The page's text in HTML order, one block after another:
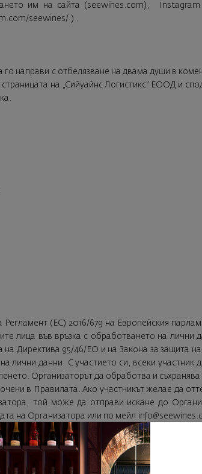
им на сайта ( seewines.com ), Instagram
seewines/ ) .
направи с отбелязване на двама души в
на „Сийуайнс Логистикс” ЕООД и
(ЕС) 2016/679 на Европейския
лица във връзка с обработването на лични
Директива 95/46/ЕО и на Закона за защита
лични данни. С участието си, всеки участник
Организаторът да обработва и
в Правилата. Ако участникът желае да
той може да отправи искане до
на Организатора или по мейл
координатите за връзка с него: „Сийуайнс
, със седалище и адрес на управление в
106, вх. Д, ап. 9, телефон 0700 20 202 имейл